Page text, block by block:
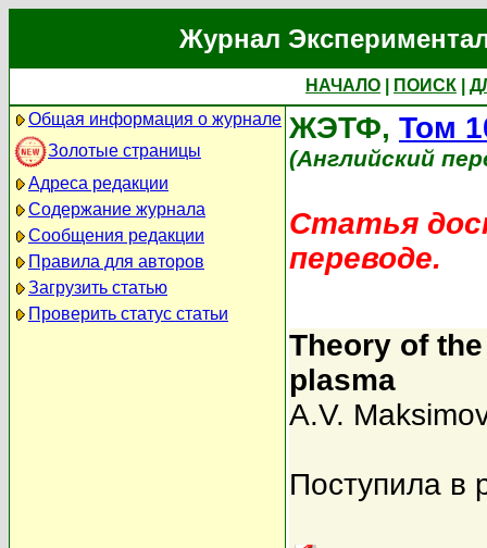
Журнал
НАЧАЛО ПОИСК
Общая информация о журнале
Золотые страницы
Адреса редакции
Содержание журнала
Сообщения редакции
Правила для авторов
Загрузить статью
Проверить статус статьи
ЖЭТФ, Том
(Английский
Статья
переводе.
Theory of
plasma
A.V. Maksimov
Поступила в